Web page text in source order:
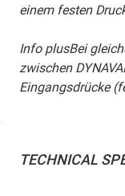
einem festen
Info plusBei
zwischen
Eingangsdrücke
TECHNICAL